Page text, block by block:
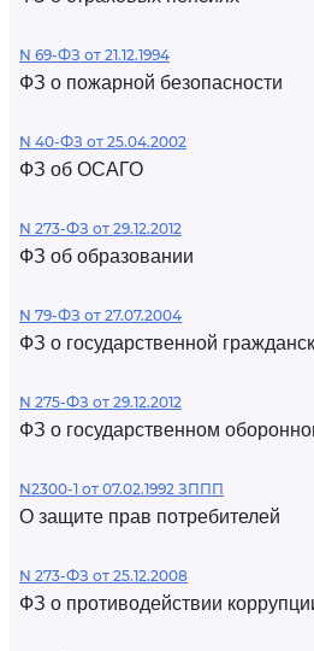
N 69-ФЗ от 21.12.1994
ФЗ о пожарной безопасности
N 40-ФЗ от 25.04.2002
ФЗ об ОСАГО
N 273-ФЗ от 29.12.2012
ФЗ об образовании
N 79-ФЗ от 27.07.2004
ФЗ о государственной
N 275-ФЗ от 29.12.2012
ФЗ о государственном
N2300-1 от 07.02.1992 ЗППП
О защите прав потребителей
N 273-ФЗ от 25.12.2008
ФЗ о противодействии